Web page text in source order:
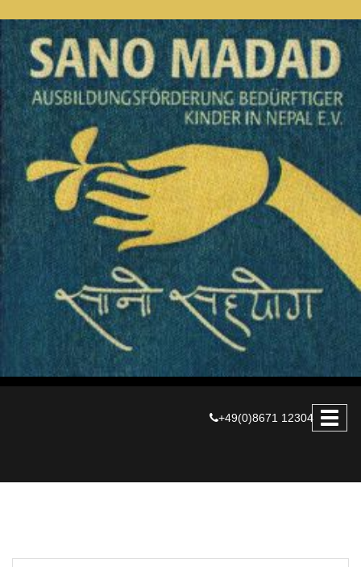
+49(0)8671 12304